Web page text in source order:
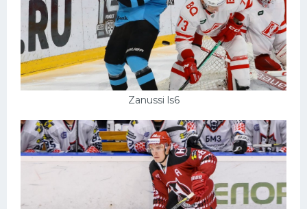
Zanussi ls6